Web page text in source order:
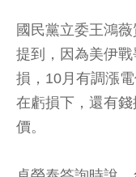
國民黨立委王鴻
提到，因為美伊
損，10月有調漲
在虧損下，還有
價。